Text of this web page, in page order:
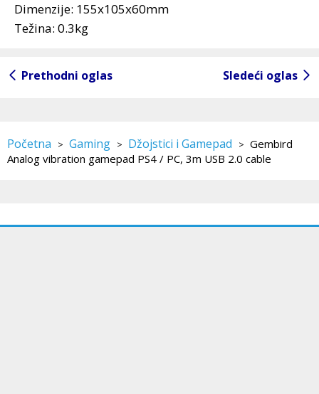
Dimenzije: 155x105x60mm
Težina: 0.3kg
Prethodni oglas Sledeći oglas
Početna > Gaming > Džojstici i Gamepad > Gembird
Analog vibration gamepad PS4 / PC, 3m USB 2.0 cable